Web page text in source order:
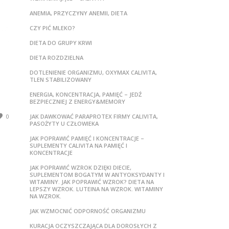
0
ANEMIA, PRZYCZYNY ANEMII, DIETA
CZY PIĆ MLEKO?
DIETA DO GRUPY KRWI
DIETA ROZDZIELNA
DOTLENIENIE ORGANIZMU, OXYMAX CALIVITA,
TLEN STABILIZOWANY
ENERGIA, KONCENTRACJA, PAMIĘĆ – JEDŹ
BEZPIECZNIEJ Z ENERGY&MEMORY
JAK DAWKOWAĆ PARAPROTEX FIRMY CALIVITA,
PASOŻYTY U CZŁOWIEKA
JAK POPRAWIĆ PAMIĘĆ I KONCENTRACJE –
SUPLEMENTY CALIVITA NA PAMIĘĆ I
KONCENTRACJE
JAK POPRAWIĆ WZROK DZIĘKI DIECIE,
SUPLEMENTOM BOGATYM W ANTYOKSYDANTY I
WITAMINY. JAK POPRAWIĆ WZROK? DIETA NA
LEPSZY WZROK. LUTEINA NA WZROK. WITAMINY
NA WZROK.
JAK WZMOCNIĆ ODPORNOŚĆ ORGANIZMU
KURACJA OCZYSZCZAJĄCA DLA DOROSŁYCH Z